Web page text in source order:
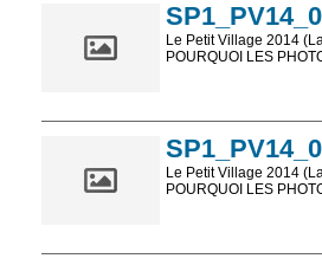
Le Petit Village 2014
POURQUOI LES
Le Petit Village 2014
POURQUOI LES